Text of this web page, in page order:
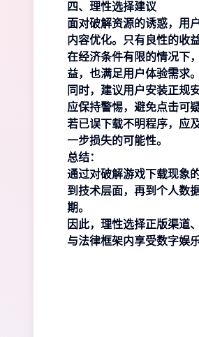
四、理性选择建议
面对破解资源的诱惑，用
内容优化。只有良性的收
在经济条件有限的情况下
益，也满足用户体验需求
同时，建议用户安装正规
应保持警惕，避免点击可
若已误下载不明程序，应
一步损失的可能性。
总结：
通过对破解游戏下载现象
到技术层面，再到个人数
期。
因此，理性选择正版渠道
与法律框架内享受数字娱